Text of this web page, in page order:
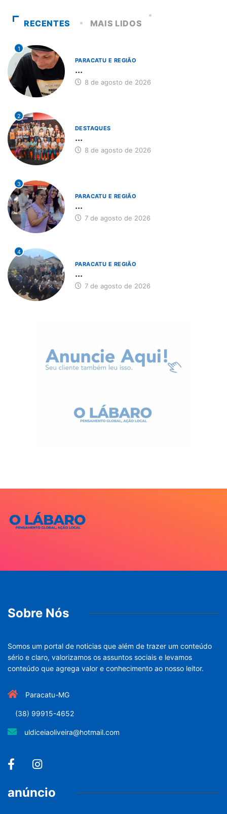
RECENTES MAIS LIDOS
1
PARACATU E REGIÃO
...
8 de agosto de 2026
2
DESTAQUES
...
8 de agosto de 2026
3
PARACATU E REGIÃO
...
7 de agosto de 2026
4
PARACATU E REGIÃO
...
7 de agosto de 2026
Sobre Nós
Somos um portal de noticias que além de trazer um conteúdo
sério e claro, valorizamos os assuntos sociais e levamos
conteúdo que agrega valor e conhecimento ao nosso leitor.
Paracatu-MG
(38) 99915-4652
uldiceiaoliveira@hotmail.com
anúncio